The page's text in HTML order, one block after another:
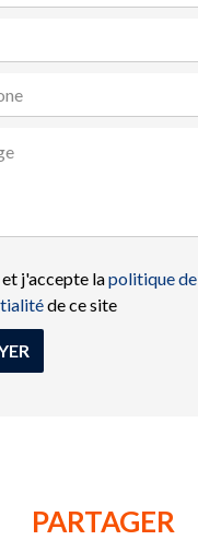
et j'accepte lapolitique de
de ce site
PARTAGER